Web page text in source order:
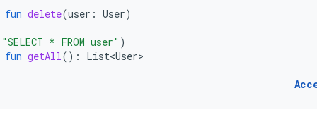
fun delete(user : User)
"SELECT * FROM user" )
fun getAll(): List<User>